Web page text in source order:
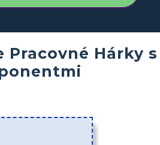
Pracovné Hárky s